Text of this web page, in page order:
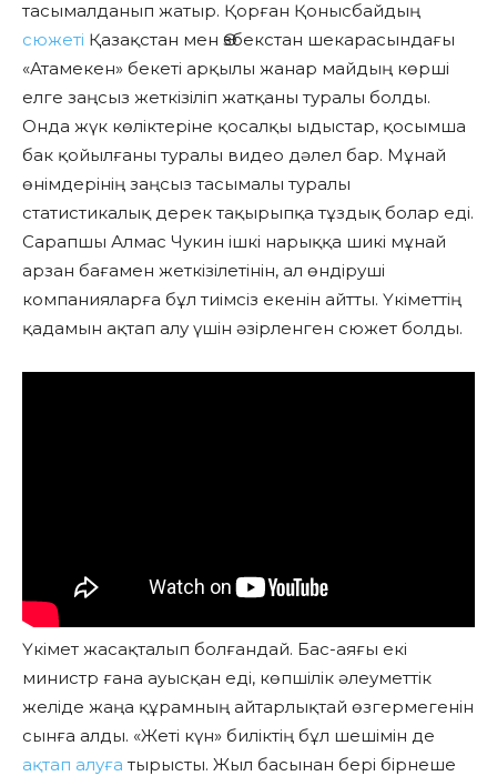
тасымалданып жатыр. Қорған Қонысбайдың
сюжеті Қазақстан мен Өзбекстан шекарасындағы
«Атамекен» бекеті арқылы жанар майдың көрші
елге заңсыз жеткізіліп жатқаны туралы болды.
Онда жүк көліктеріне қосалқы ыдыстар, қосымша
бак қойылғаны туралы видео дәлел бар. Мұнай
өнімдерінің заңсыз тасымалы туралы
статистикалық дерек тақырыпқа тұздық болар еді.
Сарапшы Алмас Чукин ішкі нарыққа шикі мұнай
арзан бағамен жеткізілетінін, ал өндіруші
компанияларға бұл тиімсіз екенін айтты. Үкіметтің
қадамын ақтап алу үшін әзірленген сюжет болды.
Үкімет жасақталып болғандай. Бас-аяғы екі
министр ғана ауысқан еді, көпшілік әлеуметтік
желіде жаңа құрамның айтарлықтай өзгермегенін
сынға алды. «Жеті күн» биліктің бұл шешімін де
ақтап алуға тырысты. Жыл басынан бері бірнеше